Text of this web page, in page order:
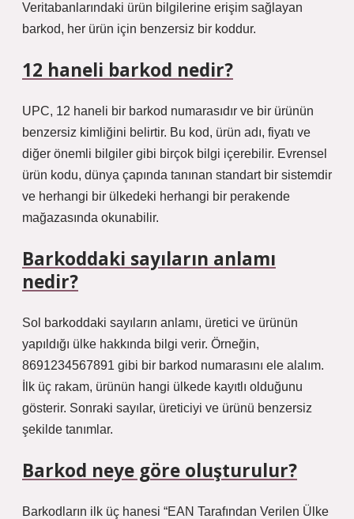
Veritabanlarındaki ürün bilgilerine erişim sağlayan
barkod, her ürün için benzersiz bir koddur.
12 haneli barkod nedir?
UPC, 12 haneli bir barkod numarasıdır ve bir ürünün
benzersiz kimliğini belirtir. Bu kod, ürün adı, fiyatı ve
diğer önemli bilgiler gibi birçok bilgi içerebilir. Evrensel
ürün kodu, dünya çapında tanınan standart bir sistemdir
ve herhangi bir ülkedeki herhangi bir perakende
mağazasında okunabilir.
Barkoddaki sayıların anlamı
nedir?
Sol barkoddaki sayıların anlamı, üretici ve ürünün
yapıldığı ülke hakkında bilgi verir. Örneğin,
8691234567891 gibi bir barkod numarasını ele alalım.
İlk üç rakam, ürünün hangi ülkede kayıtlı olduğunu
gösterir. Sonraki sayılar, üreticiyi ve ürünü benzersiz
şekilde tanımlar.
Barkod neye göre oluşturulur?
Barkodların ilk üç hanesi “EAN Tarafından Verilen Ülke